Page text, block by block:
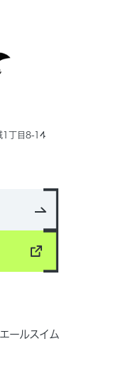
1丁目8-14
ールスイム